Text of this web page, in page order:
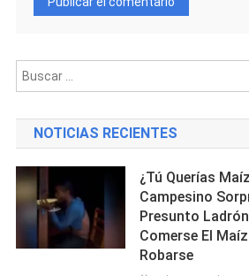
NOTICIAS RECIENTES
¿Tú Querías
Campesino
Presunto
Comerse El
Robarse